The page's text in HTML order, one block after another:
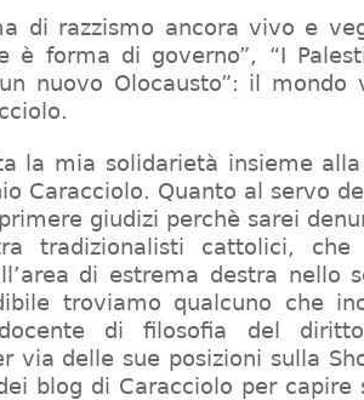
di razzismo ancora vivo e
è forma di governo”, “I
nuovo Olocausto”: il mondo
la mia solidarietà insieme
Caracciolo. Quanto al servo
giudizi perchè sarei
tradizionalisti cattolici,
di estrema destra nello
troviamo qualcuno che
di filosofia del
via delle sue posizioni sulla
blog di Caracciolo per